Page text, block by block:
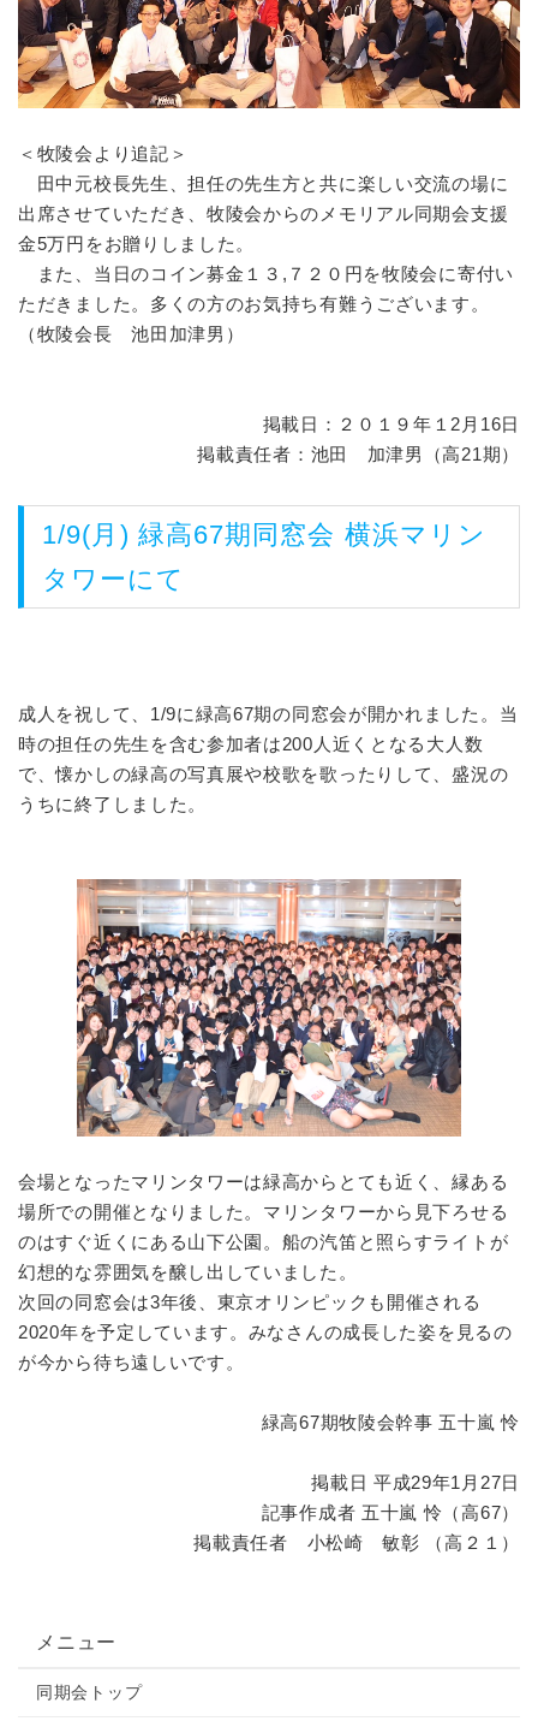
＜牧陵会より追記＞
田中元校長先生、担任の先生方と共に楽しい交流の場に
出席させていただき、牧陵会からのメモリアル同期会支援
金5万円をお贈りしました。
また、当日のコイン募金１３,７２０円を牧陵会に寄付い
ただきました。多くの方のお気持ち有難うございます。
（牧陵会長 池田加津男）
掲載日：２０１９年１2月16日
掲載責任者：池田 加津男（高21期）
1/9(月) 緑高67期同窓会 横浜マリン
タワーにて
成人を祝して、1/9に緑高67期の同窓会が開かれました。当
時の担任の先生を含む参加者は200人近くとなる大人数
で、懐かしの緑高の写真展や校歌を歌ったりして、盛況の
うちに終了しました。
会場となったマリンタワーは緑高からとても近く、縁ある
場所での開催となりました。マリンタワーから見下ろせる
のはすぐ近くにある山下公園。船の汽笛と照らすライトが
幻想的な雰囲気を醸し出していました。
次回の同窓会は3年後、東京オリンピックも開催される
2020年を予定しています。みなさんの成長した姿を見るの
が今から待ち遠しいです。
緑高67期牧陵会幹事 五十嵐 怜
掲載日 平成29年1月27日
記事作成者 五十嵐 怜（高67）
掲載責任者 小松崎 敏彰 （高２１）
メニュー
同期会トップ